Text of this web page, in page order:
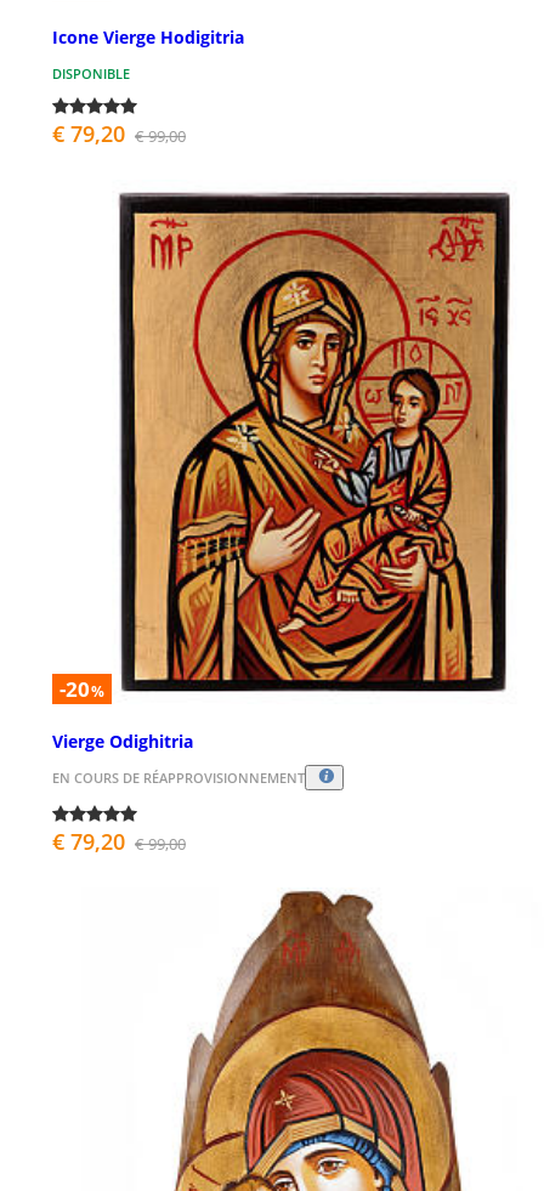
Icone Vierge Hodigitria
DISPONIBLE
€ 79,20 € 99,00
-20%
Vierge Odighitria
EN COURS DE RÉAPPROVISIONNEMENT
€ 79,20 € 99,00